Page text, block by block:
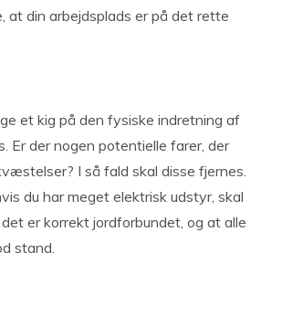
at din arbejdsplads er på det rette
et kig på den fysiske indretning af
Er der nogen potentielle farer, der
I så fald skal disse fjernes.
du har meget elektrisk udstyr, skal
er korrekt jordforbundet, og at alle
stand.